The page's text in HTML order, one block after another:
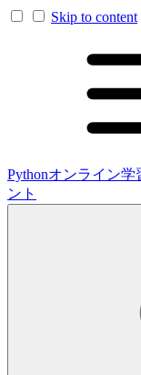
Skip to content
Pythonオンライン
ント